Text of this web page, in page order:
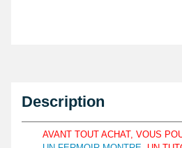
Description
AVANT TOUT ACHAT, VOUS